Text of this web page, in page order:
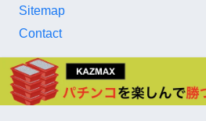
Sitemap
Contact